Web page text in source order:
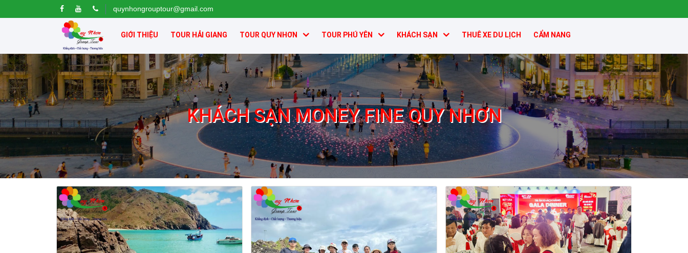
quynhongrouptour@gmail.com
GIỚI THIỆU TOUR HẢI GIANG TOUR QUY NHƠN TOUR PHÚ YÊN KHÁCH SẠN THUÊ XE DU LỊCH CẨM NANG
KHÁCH SẠN MONEY FINE QUY NHƠN
Khách sạn Money Fine Quy Nhơn Khách sạn Money Fine Quy Nhơn